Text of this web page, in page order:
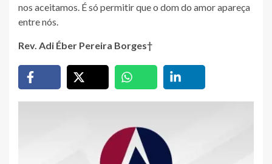
nos aceitamos. É só permitir que o dom do amor apareça
entre nós.
Rev. Adi Éber Pereira Borges†